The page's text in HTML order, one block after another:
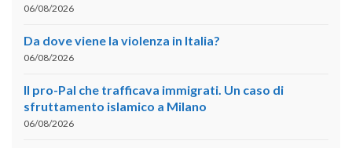
06/08/2026
Da dove viene la violenza in Italia?
06/08/2026
Il pro-Pal che trafficava immigrati. Un caso di
sfruttamento islamico a Milano
06/08/2026